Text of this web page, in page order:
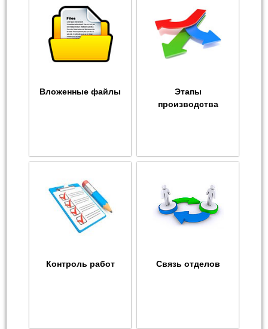
Вложенные файлы
Этапы
производства
Контроль работ Связь отделов